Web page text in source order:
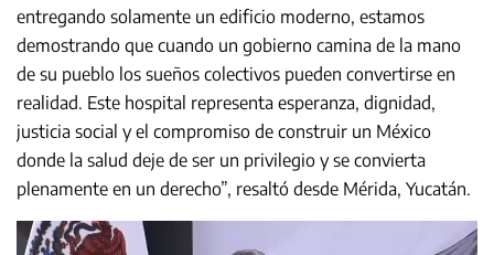
entregando solamente un edificio moderno, estamos
demostrando que cuando un gobierno camina de la mano
de su pueblo los sueños colectivos pueden convertirse en
realidad. Este hospital representa esperanza, dignidad,
justicia social y el compromiso de construir un México
donde la salud deje de ser un privilegio y se convierta
plenamente en un derecho”, resaltó desde Mérida, Yucatán.